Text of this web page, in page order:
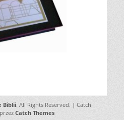
Biblii. All Rights Reserved. | Catch
Catch Themes